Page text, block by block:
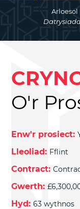
O'r
Enw'r prosiect:
Lleoliad: Fflint
Contract:
Gwerth:
Hyd:63 wythnos